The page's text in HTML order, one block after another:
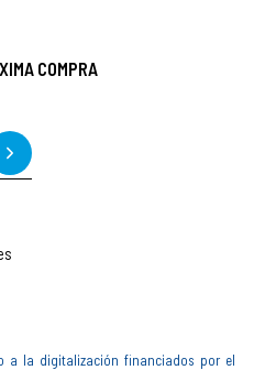
COMPRA
a la digitalización financiados por el